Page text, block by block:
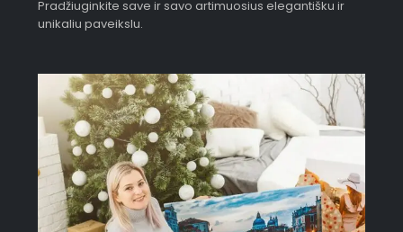
Pradžiuginkite save ir savo artimuosius elegantišku ir
unikaliu paveikslu.